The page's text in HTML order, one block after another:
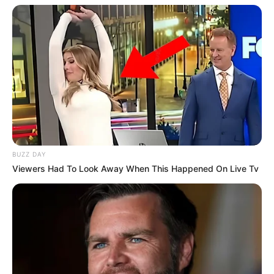
Sangat bersemangat menari.
Di rumahnya terdapat sanggar tari mini yang didedikasikan
untuk ia dan kakaknya.
Tertarik membuat musik.
Bisa bermain gitar.
Sangat terkenal di Filipina dan memiliki banyak penggemar
baik di dalam negeri maupun internasional.
Pernah berkolaborasi dengan beberapa artis internasional,
Bersama kakaknya, ia telah merilis beberapa lagu.
Mulai berlatih menari ketika dia baru berusia tiga tahun.
Ayahnya, Nino Guerrero, adalah seorang guru sekolah.
Kedua saudara perempuannya, Chelsea Hilary Ongsee dan
Natalia Guerrero, adalah selebgram.
BUZZ DAY
Viewers Had To Look Away When This Happened On Live Tv